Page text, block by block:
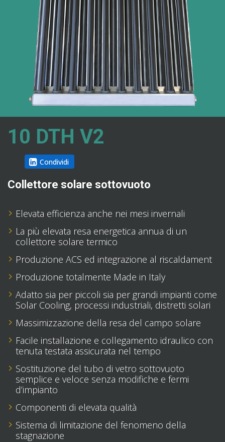
10 DTH V2
Condividi
Collettore solare sottovuoto
Elevata efficienza anche nei mesi invernali
La più elevata resa energetica annua di un
collettore solare termico
Produzione ACS ed integrazione al riscaldament
Produzione totalmente Made in Italy
Adatto sia per piccoli sia per grandi impianti come
Solar Cooling, processi industriali, distretti solari
Massimizzazione della resa del campo solare
Facile installazione e collegamento idraulico con
tenuta testata assicurata nel tempo
Sostituzione del tubo di vetro sottovuoto
semplice e veloce senza modifiche e fermi
d’impianto
Componenti di elevata qualità
Sistema di limitazione del fenomeno della
stagnazione